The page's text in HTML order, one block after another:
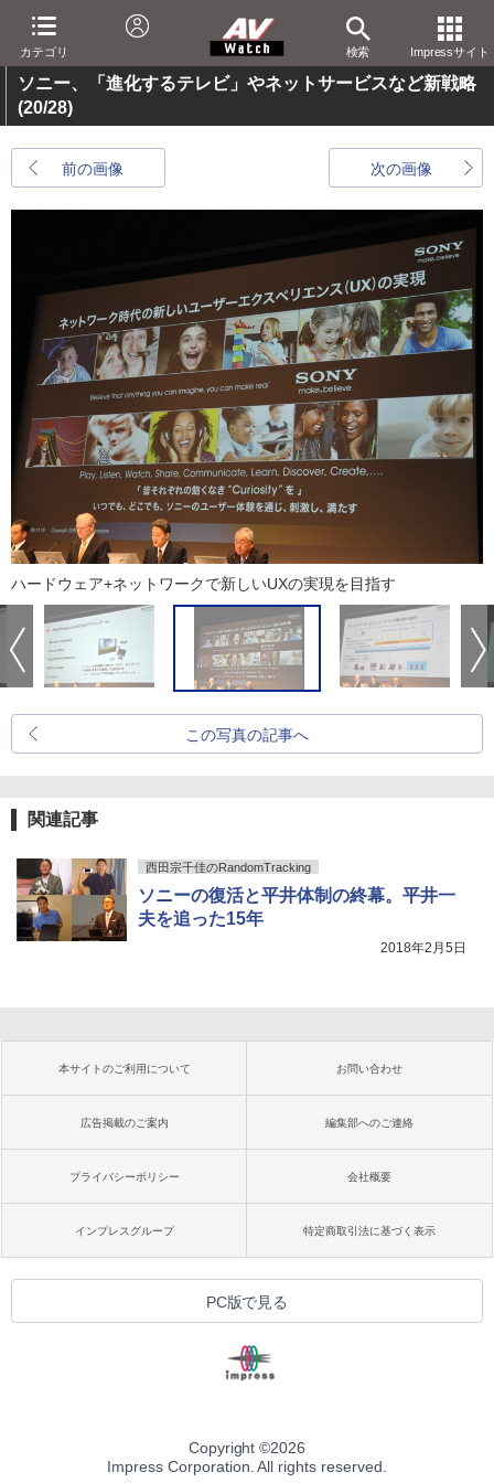
カテゴリ 検索 Impressサイト
ソニー、「進化するテレビ」やネットサービスなど新戦略
(20/28)
前の画像 次の画像
ハードウェア+ネットワークで新しいUXの実現を目指す
この写真の記事へ
関連記事
西田宗千佳のRandomTracking
ソニーの復活と平井体制の終幕。平井一
夫を追った15年
2018年2月5日
本サイトのご利用について お問い合わせ
広告掲載のご案内 編集部へのご連絡
プライバシーポリシー 会社概要
インプレスグループ 特定商取引法に基づく表示
PC版で見る
Copyright ©2026
Impress Corporation. All rights reserved.